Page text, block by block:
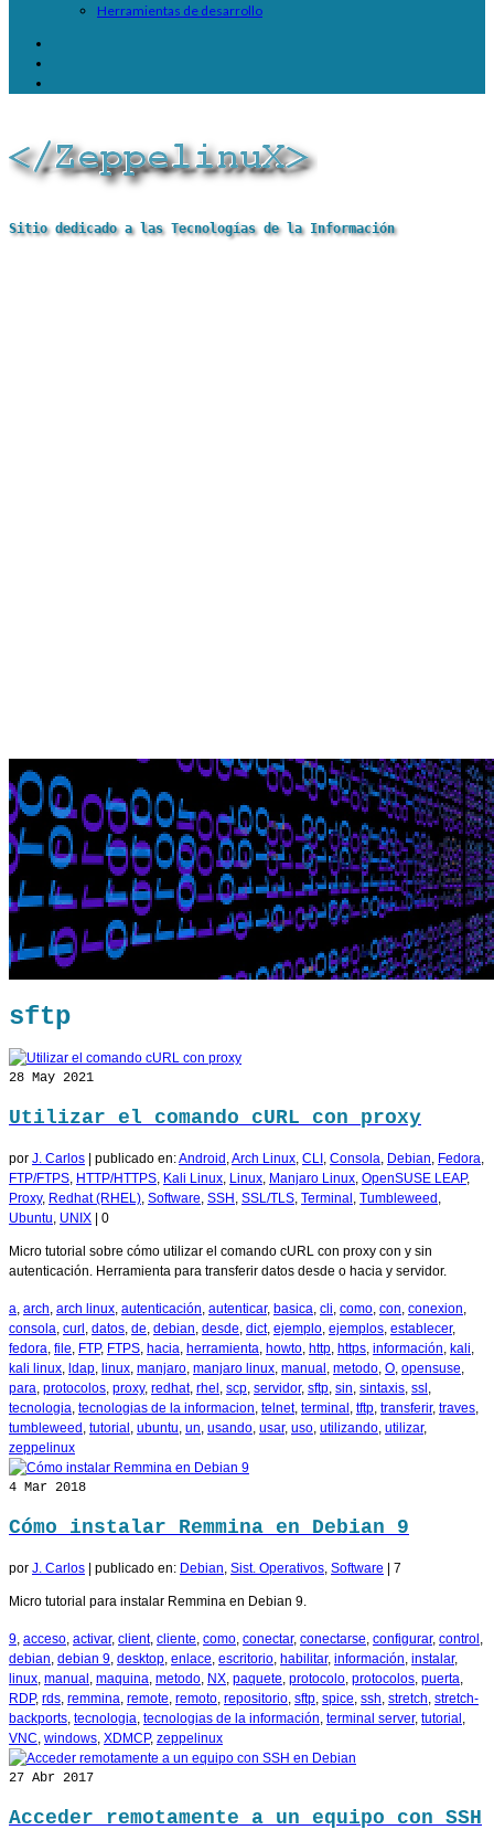
Herramientas de desarrollo
Sitio dedicado a las Tecnologías de la Información
sftp
28 May 2021
Utilizar el comando cURL con proxy
por J. Carlos publicado en:Android ,Arch Linux, CLI , Consola, Debian, Fedora,
FTP/FTPS, HTTP/HTTPS, Kali Linux, Linux, Manjaro Linux, OpenSUSE LEAP,
Proxy, Redhat (RHEL), Software, SSH , SSL/TLS, Terminal , Tumbleweed ,
Ubuntu, UNIX 0
Micro tutorial sobre cómo utilizar el comando cURL con proxy con y sin
autenticación. Herramienta para transferir datos desde o hacia y servidor.
a, arch, arch linux, autenticación, autenticar, basica, cli, como, con, conexion,
consola, curl , datos, de, debian, desde, dict, ejemplo, ejemplos, establecer,
fedora, file, FTP, FTPS, hacia, herramienta, howto, http, https, información, kali,
kali linux, ldap, linux, manjaro, manjaro linux, manual , metodo, O, opensuse,
para, protocolos, proxy, redhat, rhel , scp, servidor, sftp, sin, sintaxis, ssl ,
tecnologia, tecnologias de la informacion, telnet, terminal , tftp, transferir, traves,
tumbleweed , tutorial , ubuntu, un, usando, usar, uso, utilizando, utilizar,
zeppelinux
4 Mar 2018
Cómo instalar Remmina en Debian 9
por J. Carlos publicado en: Debian, Sist. Operativos, Software 7
Micro tutorial para instalar Remmina en Debian 9.
9, acceso, activar, client, cliente, como, conectar, conectarse, configurar, control ,
debian, debian 9, desktop, enlace, escritorio, habilitar, información, instalar,
linux, manual , maquina, metodo, NX, paquete, protocolo, protocolos, puerta,
RDP, rds, remmina, remote, remoto, repositorio, sftp, spice, ssh, stretch, stretch-
backports, tecnologia, tecnologias de la información, terminal server, tutorial ,
VNC, windows, XDMCP, zeppelinux
27 Abr 2017
Acceder remotamente a un equipo con SSH